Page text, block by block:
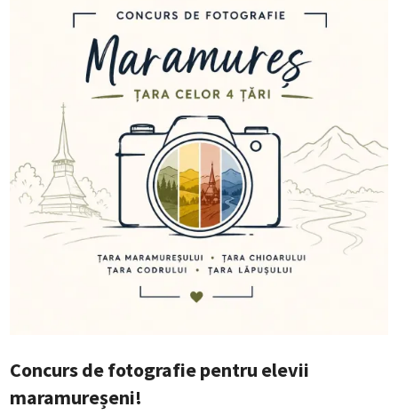
Concurs de fotografie pentru elevii
maramureșeni!